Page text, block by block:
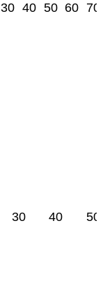
30 40 50 60 70
30 40 50